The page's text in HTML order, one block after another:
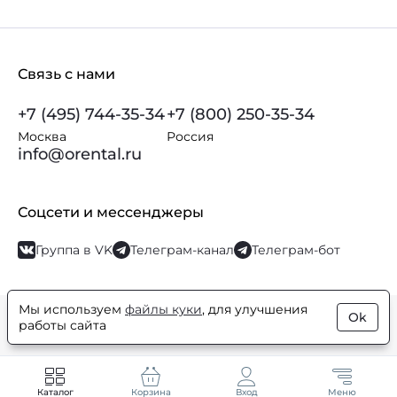
Связь с нами
+7 (495) 744-35-34
Москва
+7 (800) 250-35-34
Россия
info@orental.ru
Соцсети и мессенджеры
Группа в VK Телеграм-канал Телеграм-бот
© Orental.ru 2007–2026Интернет-магазин парфюмерии и
косметики
Каталог Корзина Вход Меню
Мы используем файлы куки, для улучшения
работы сайта
Ok